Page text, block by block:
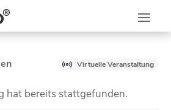
Virtuelle Veranstaltung
hat bereits stattgefunden.